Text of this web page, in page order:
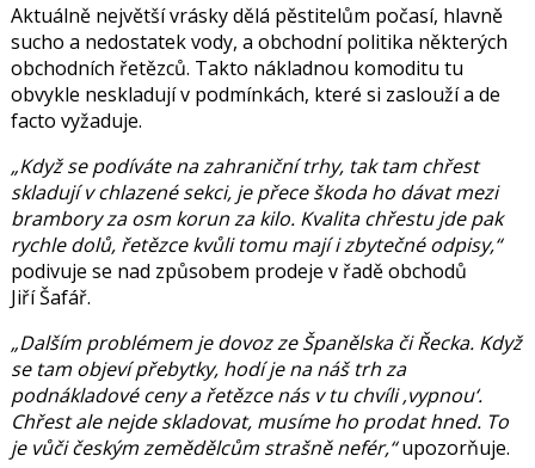
Aktuálně největší vrásky dělá pěstitelům počasí, hlavně
sucho a nedostatek vody, a obchodní politika některých
obchodních řetězců. Takto nákladnou komoditu tu
obvykle neskladují v podmínkách, které si zaslouží a de
facto vyžaduje.
„Když se podíváte na zahraniční trhy, tak tam chřest
skladují v chlazené sekci, je přece škoda ho dávat mezi
brambory za osm korun za kilo. Kvalita chřestu jde pak
rychle dolů, řetězce kvůli tomu mají i zbytečné odpisy,“
podivuje se nad způsobem prodeje v řadě obchodů
Jiří Šafář.
„Dalším problémem je dovoz ze Španělska či Řecka. Když
se tam objeví přebytky, hodí je na náš trh za
podnákladové ceny a řetězce nás v tu chvíli ‚vypnou‘.
Chřest ale nejde skladovat, musíme ho prodat hned. To
je vůči českým zemědělcům strašně nefér,“upozorňuje.